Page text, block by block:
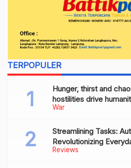
TERPOPULER
War
Hunger, thirst and
hostilities drive
of collapse
Reviews
Streamlining Tasks:
Revolutionizing